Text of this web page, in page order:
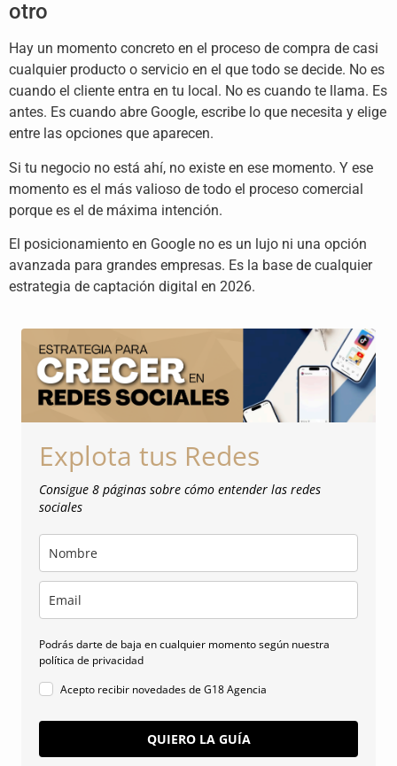
otro
Hay un momento concreto en el proceso de compra de casi
cualquier producto o servicio en el que todo se decide. No es
cuando el cliente entra en tu local. No es cuando te llama. Es
antes. Es cuando abre Google, escribe lo que necesita y elige
entre las opciones que aparecen.
Si tu negocio no está ahí, no existe en ese momento. Y ese
momento es el más valioso de todo el proceso comercial
porque es el de máxima intención.
El posicionamiento en Google no es un lujo ni una opción
avanzada para grandes empresas. Es la base de cualquier
estrategia de captación digital en 2026.
Explota tus Redes
Consigue 8 páginas sobre cómo entender las redes
sociales
Podrás darte de baja en cualquier momento según nuestra
política de privacidad
Acepto recibir novedades de G18 Agencia
QUIERO LA GUÍA